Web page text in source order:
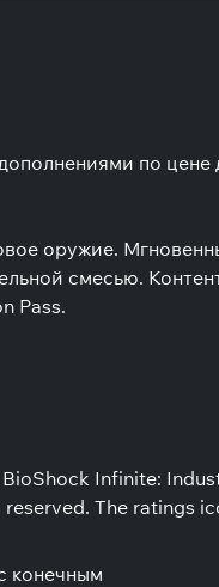
по цене
оружие.
смесью.
Pass.
Infinite:
The ratings
конечным